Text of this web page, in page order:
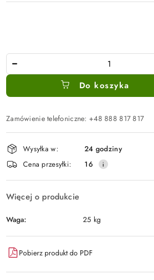
Do koszyka
Zamówienie telefoniczne: +48 888 817 817
Wyślij
Dostępność
i
dostawa
Wysyłka w:
24 godziny
Cena przesyłki:
16
Więcej o produkcie
Waga: 25 kg
Pobierz produkt do PDF